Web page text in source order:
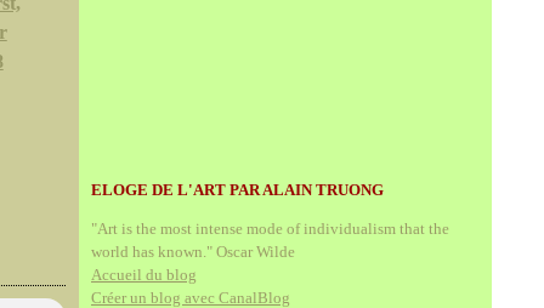
ELOGE DE L'ART PAR ALAIN TRUONG
"Art is the most intense mode of individualism that the
world has known." Oscar Wilde
Accueil du blog
Créer un blog avec CanalBlog